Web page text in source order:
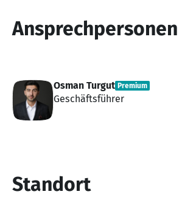
Ansprechpersonen
Osman Turgut Premium
Geschäftsführer
Standort